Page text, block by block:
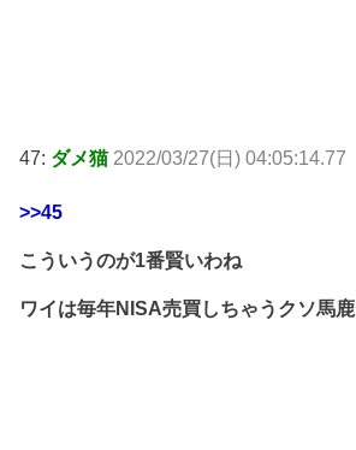
47: ダメ猫 2022/03/27(日) 04:05:14.77
>>45
こういうのが1番賢いわね
ワイは毎年NISA売買しちゃうクソ馬鹿